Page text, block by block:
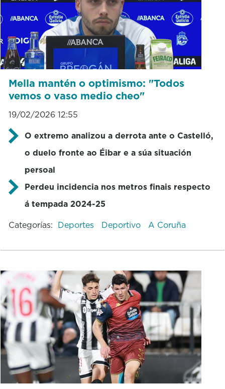
Mella mantén o optimismo: "Todos
vemos o vaso medio cheo"
19/02/2026 12:55
O extremo analizou a derrota ante o Castelló,
o duelo fronte ao Éibar e a súa situación
persoal
Perdeu incidencia nos metros finais respecto
á tempada 2024-25
Categorías: Deportes Deportivo A Coruña